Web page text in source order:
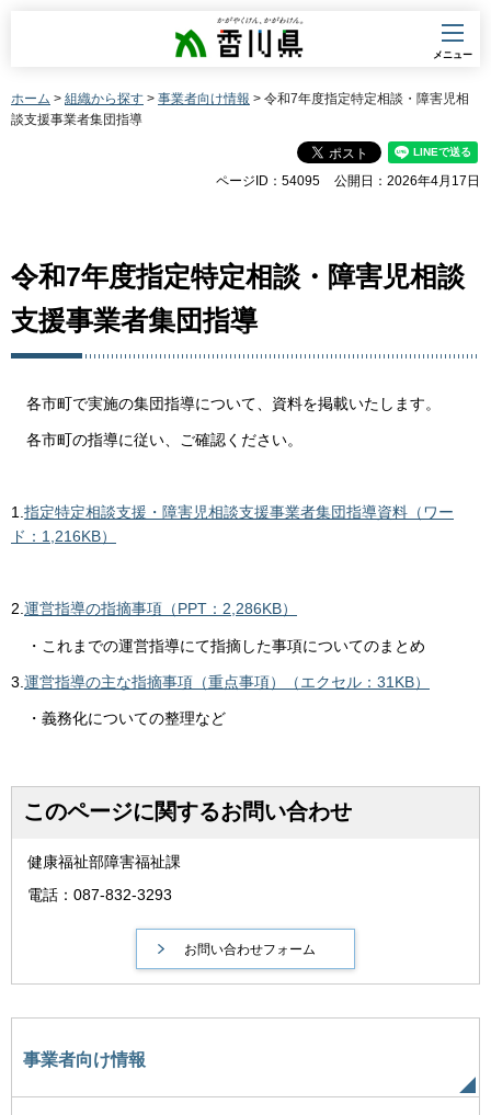
香川県
メニュー
ホーム > 組織から探す > 事業者向け情報 > 令和7年度指定特定相談・障害児相
談支援事業者集団指導
ページID：54095 公開日：2026年4月17日
令和7年度指定特定相談・障害児相談
支援事業者集団指導
各市町で実施の集団指導について、資料を掲載いたします。
各市町の指導に従い、ご確認ください。
1. 指定特定相談支援・障害児相談支援事業者集団指導資料（ワー
ド：1,216KB）
2.運営指導の指摘事項（PPT：2,286KB）
・これまでの運営指導にて指摘した事項についてのまとめ
3. 運営指導の主な指摘事項（重点事項）（エクセル：31KB）
・義務化についての整理など
このページに関するお問い合わせ
健康福祉部障害福祉課
電話：087-832-3293
事業者向け情報